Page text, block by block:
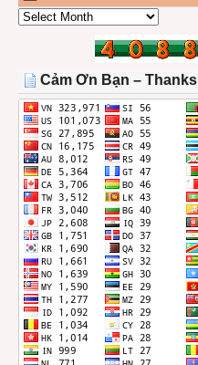
CÁC
THÁNG
Cảm Ơn Bạn – Thanks